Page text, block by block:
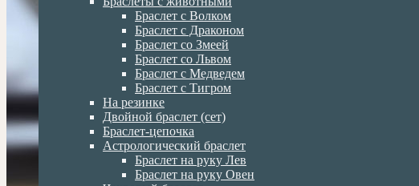
Браслет с Волком
Браслет с Драконом
Браслет со Змеей
Браслет со Львом
Браслет с Медведем
Браслет с Тигром
На резинке
Двойной браслет (сет)
Браслет-цепочка
Астрологический браслет
Браслет на руку Лев
Браслет на руку Овен